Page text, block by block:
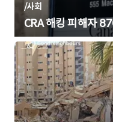
/사회
CRA 해킹 피해자